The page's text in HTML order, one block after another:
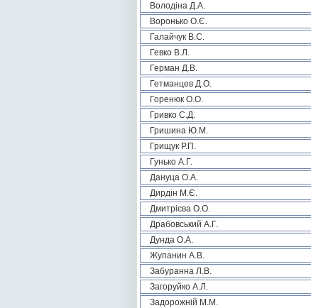
Володіна Д.А.
Воронько О.Є.
Галайчук В.С.
Гевко В.Л.
Герман Д.В.
Гетманцев Д.О.
Горенюк О.О.
Гривко С.Д.
Гришина Ю.М.
Грищук Р.П.
Гунько А.Г.
Дануца О.А.
Дирдін М.Є.
Дмитрієва О.О.
Драбовський А.Г.
Дунда О.А.
Жупанин А.В.
Забуранна Л.В.
Загоруйко А.Л.
Задорожній М.М.